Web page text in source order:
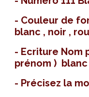
- Couleur de
blanc , noir ,
- Ecriture Nom
prénom ) blanc
- Précisez la